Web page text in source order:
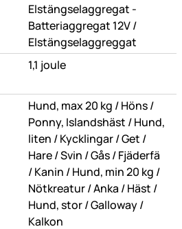
Elstängselaggregat -
Batteriaggregat 12V/eller
Elstängselaggreggat
1,1 joule
Hund, max 20 kg /eller
Höns/eller
Ponny, Islandshäst /eller
Hund,
liten /eller
Kycklingar/eller
Get /eller
Hare/eller
Svin /eller
Gås/eller
Fjäderfä
/eller
Kanin /eller
Hund, min 20 kg /eller
Nötkreatur/eller
Anka /eller
Häst /eller
Hund, stor/eller
Galloway/eller
Kalkon